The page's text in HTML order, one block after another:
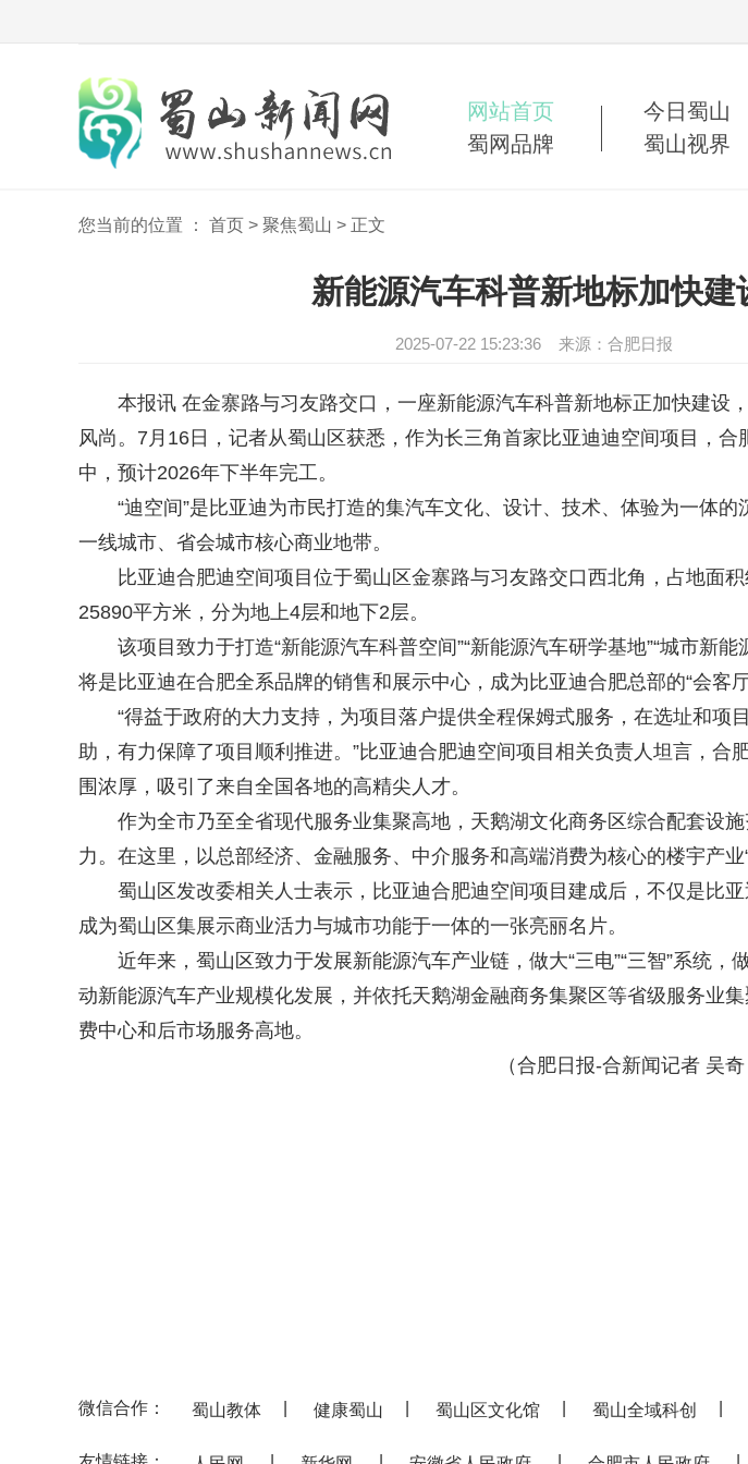
网站首页 今日蜀山
蜀网品牌
蜀山视界
您当前的位置 ： 首页 > 聚焦蜀山 > 正文
新能源汽车科普新地标加快建
2025-07-22 15:23:36 来源：合肥日报
本报讯 在金寨路与习友路交口，一座新能源汽车科普新地标正加快建设
风尚。7月16日，记者从蜀山区获悉，作为长三角首家比亚迪迪空间项目，合
中，预计2026年下半年完工。
“迪空间”是比亚迪为市民打造的集汽车文化、设计、技术、体验为一体的
一线城市、省会城市核心商业地带。
比亚迪合肥迪空间项目位于蜀山区金寨路与习友路交口西北角，占地面积
25890平方米，分为地上4层和地下2层。
该项目致力于打造“新能源汽车科普空间”“新能源汽车研学基地”“城市新能
将是比亚迪在合肥全系品牌的销售和展示中心，成为比亚迪合肥总部的“会客厅
“得益于政府的大力支持，为项目落户提供全程保姆式服务，在选址和项
助，有力保障了项目顺利推进。”比亚迪合肥迪空间项目相关负责人坦言，合
围浓厚，吸引了来自全国各地的高精尖人才。
作为全市乃至全省现代服务业集聚高地，天鹅湖文化商务区综合配套设施
力。在这里，以总部经济、金融服务、中介服务和高端消费为核心的楼宇产业“
蜀山区发改委相关人士表示，比亚迪合肥迪空间项目建成后，不仅是比亚
成为蜀山区集展示商业活力与城市功能于一体的一张亮丽名片。
近年来，蜀山区致力于发展新能源汽车产业链，做大“三电”“三智”系统，
动新能源汽车产业规模化发展，并依托天鹅湖金融商务集聚区等省级服务业
费中心和后市场服务高地。
（合肥日报-合新闻记者 吴奇
微信合作： 蜀山教体 健康蜀山 蜀山区文化馆 蜀山全域科创